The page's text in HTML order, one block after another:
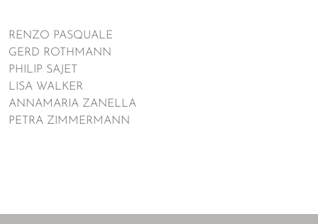
RENZO PASQUALE
GERD ROTHMANN
PHILIP SAJET
LISA WALKER
ANNAMARIA ZANELLA
PETRA ZIMMERMANN